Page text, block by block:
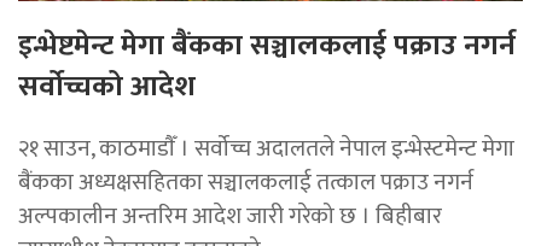
इन्भेष्टमेन्ट मेगा बैंकका सञ्चालकलाई पक्राउ नगर्न
सर्वोच्चको आदेश
२१ साउन, काठमाडाैँ । सर्वोच्च अदालतले नेपाल इन्भेस्टमेन्ट मेगा
बैंकका अध्यक्षसहितका सञ्चालकलाई तत्काल पक्राउ नगर्न
अल्पकालीन अन्तरिम आदेश जारी गरेको छ । बिहीबार